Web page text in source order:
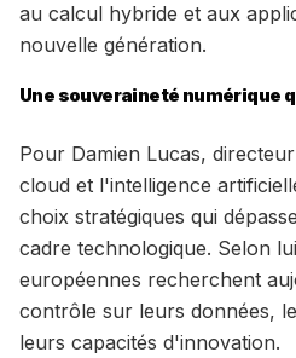
au calcul hybride et aux
nouvelle génération.
Une souveraineté numérique
Pour Damien Lucas,
cloud et l'intelligence
choix stratégiques qui
cadre technologique. Selon
européennes recherchent
contrôle sur leurs données,
leurs capacités d'innovation.